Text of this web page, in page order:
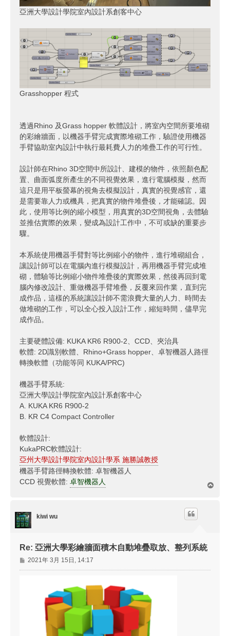
亞洲大學設計學院室內設計系創客中心
Grasshopper 程式
透過Rhino 及Grass hopper 軟體設計，將室內空間所要堆砌
的彩繪牆面，以機器手臂完成實際堆砌工作，驗證使用機器
手臂協助室內設計中執行最耗費人力的堆疊工作的可行性。
設計師在Rhino 3D空間中所設計、建模的物件，依照顏色配
置、曲面弧度所產生的不同視覺效果，進行電腦模擬，然而
這只是用平板螢幕的視角去模擬設計，真實的視覺感官，還
是需要靠人力或機具，把真實的物件堆疊後，才能確認。因
此，使用等比例的縮小模型，用真實的3D空間視角，去體驗
並推估實際的效果，變成為設計工作中，不可或缺的重要步
驟。
本系統使用機器手臂對等比例縮小的物件，進行堆砌組合，
讓設計師可以在電腦內進行模擬設計，再用機器手臂完成堆
砌，體驗等比例縮小物件堆疊後的實際效果，然後再回到電
腦內修改設計、重做機器手臂堆疊，反覆來回作業，直到完
成作品，這樣的系統讓設計師不需浪費大量的人力、時間去
做堆砌的工作，可以全心投入設計工作，縮短時間，儘早完
成作品。
主要硬體設備: KUKA KR6 R900-2、CCD、夾治具
軟體: 2D識別軟體、Rhino+Grass hopper、卓智機器人路徑
轉換軟體（功能等同 KUKA/PRC)
機器手臂系統:
亞洲大學設計學院室內設計系創客中心
A. KUKA KR6 R900-2
B. KR C4 Compact Controller
軟體設計:
KukaPRC軟體設計:
亞州大學設計學院室內設計學系 施勝誠教授
機器手臂路徑轉換軟體: 卓智機器人
CCD 視覺軟體: 卓智機器人
kiwi wu
Re: 亞洲大學彩繪牆面積木自動堆疊取放、整列系統
文
章
2021年 3月 15日, 14:17